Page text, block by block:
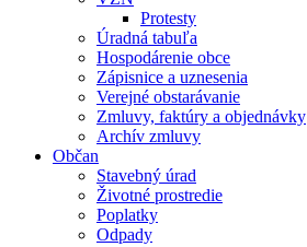
Protesty
Úradná tabuľa
Hospodárenie obce
Zápisnice a uznesenia
Verejné obstarávanie
Zmluvy, faktúry a objednávky
Archív zmluvy
Občan
Stavebný úrad
Životné prostredie
Poplatky
Odpady